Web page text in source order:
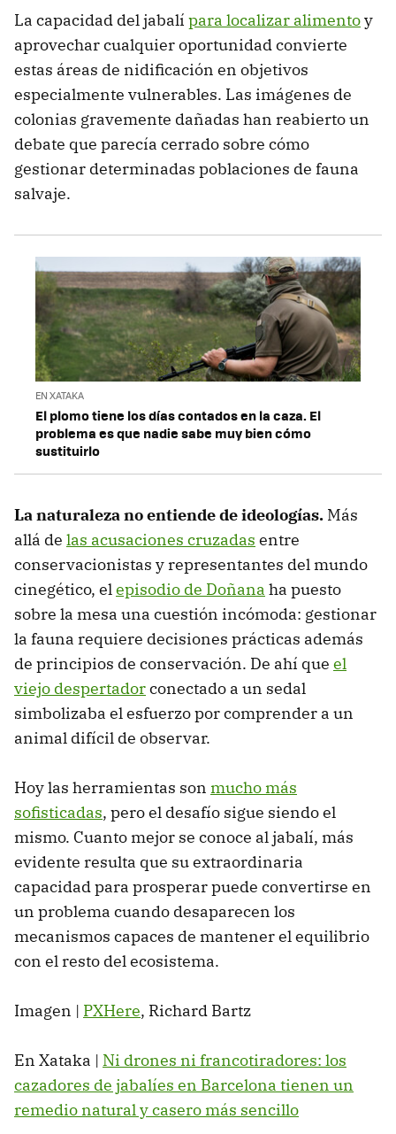
La capacidad del jabalí para localizar alimentoy
aprovechar cualquier oportunidad convierte
estas áreas de nidificación en objetivos
especialmente vulnerables. Las imágenes de
colonias gravemente dañadas han reabierto un
debate que parecía cerrado sobre cómo
gestionar determinadas poblaciones de fauna
salvaje.
EN XATAKA
El plomo tiene los días contados en la caza. El
problema es que nadie sabe muy bien cómo
sustituirlo
La naturaleza no entiende de ideologías. Más
allá de las acusaciones cruzadas entre
conservacionistas y representantes del mundo
cinegético, elepisodio de Doñana ha puesto
sobre la mesa una cuestión incómoda: gestionar
la fauna requiere decisiones prácticas además
de principios de conservación. De ahí que el
viejo despertadorconectado a un sedal
simbolizaba el esfuerzo por comprender a un
animal difícil de observar.
Hoy las herramientas son mucho más
sofisticadas, pero el desafío sigue siendo el
mismo. Cuanto mejor se conoce al jabalí, más
evidente resulta que su extraordinaria
capacidad para prosperar puede convertirse en
un problema cuando desaparecen los
mecanismos capaces de mantener el equilibrio
con el resto del ecosistema.
Imagen | PXHere, Richard Bartz
En Xataka | Ni drones ni francotiradores: los
cazadores de jabalíes en Barcelona tienen un
remedio natural y casero más sencillo